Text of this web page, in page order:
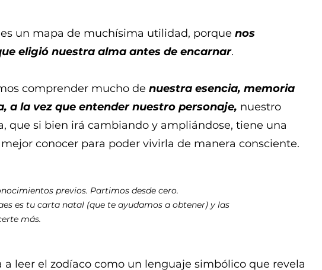
un mapa de muchísima utilidad, porque nos
eligió nuestra alma antes de encarnar.
comprender mucho de nuestra esencia, memoria
a la vez que entender nuestro personaje, nuestro
que si bien irá cambiando y ampliándose, tiene una
conocer para poder vivirla de manera consciente.
previos. Partimos desde cero.
es tu carta natal (que te ayudamos a obtener) y las
más.
a leer el zodíaco como un lenguaje simbólico que revela